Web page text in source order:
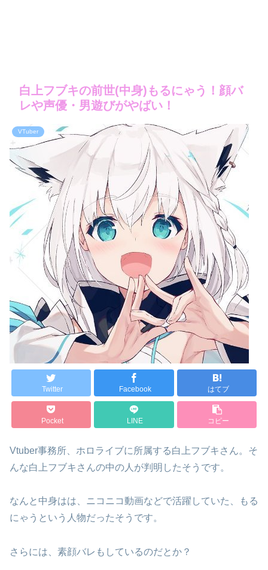
白上フブキの前世(中身)もるにゃう！顔バ
レや声優・男遊びがやばい！
VTuber
Twitter Facebook はてブ
Pocket LINE コピー
Vtuber事務所、ホロライブに所属する白上フブキさん。そ
んな白上フブキさんの中の人が判明したそうです。
なんと中身はは、ニコニコ動画などで活躍していた、もる
にゃうという人物だったそうです。
さらには、素顔バレもしているのだとか？